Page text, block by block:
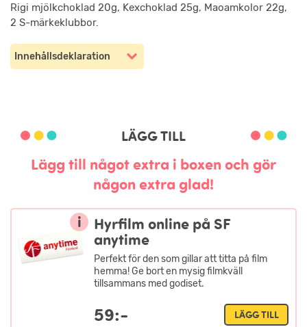
Rigi mjölkchoklad 20g, Kexchoklad 25g, Maoamkolor 22g,
2 S-märkeklubbor.
Innehållsdeklaration
LÄGG TILL
Lägg till något extra i boxen och gör
någon extra glad!
i
Hyrfilm online på SF
anytime
Perfekt för den som gillar att titta på film
hemma! Ge bort en mysig filmkväll
tillsammans med godiset.
59:- LÄGG TILL